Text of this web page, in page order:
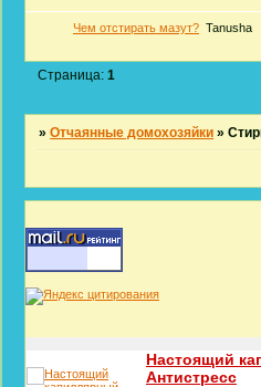
Чем отстирать мазут? Tanusha
Страница:1
»Отчаянные домохозяйки »
Настоящий
Антистресс